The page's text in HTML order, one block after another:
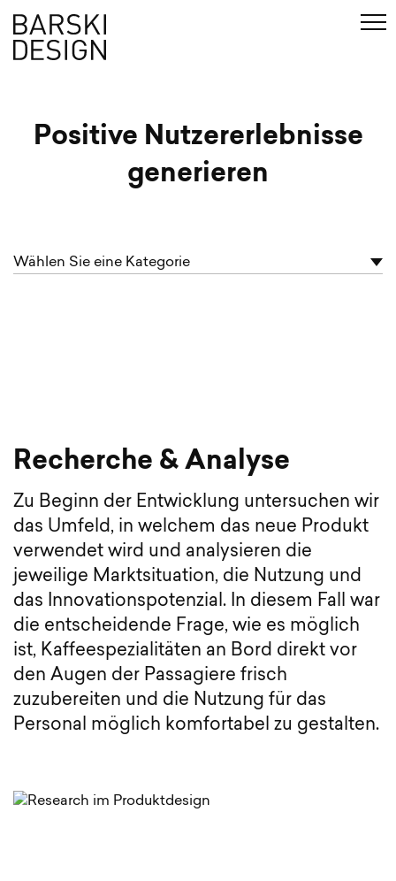
en
Positive Nutzererlebnisse
generieren
Wählen Sie eine Kategorie
Recherche & Analyse
Zu Beginn der Entwicklung untersuchen wir
das Umfeld, in welchem das neue Produkt
verwendet wird und analysieren die
jeweilige Marktsituation, die Nutzung und
das Innovationspotenzial. In diesem Fall war
die entscheidende Frage, wie es möglich
ist, Kaffeespezialitäten an Bord direkt vor
den Augen der Passagiere frisch
zuzubereiten und die Nutzung für das
Personal möglich komfortabel zu gestalten.